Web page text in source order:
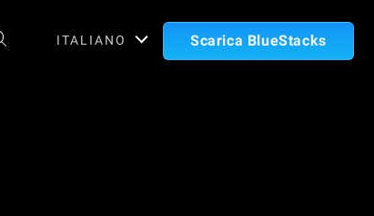
ITALIANO Scarica BlueStacks